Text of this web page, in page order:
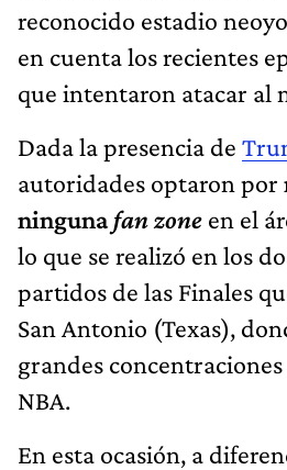
reconocido estadio
en cuenta los recientes
que intentaron atacar al
Dada la presencia de
autoridades optaron por
ningunafan zone en el
lo que se realizó en los
partidos de las Finales
San Antonio (Texas),
grandes
NBA.
En esta ocasión, a